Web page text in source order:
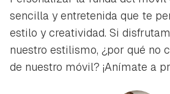
sencilla y entretenida que te
estilo y creatividad. Si
nuestro estilismo, ¿por qué no
de nuestro móvil? ¡Anímate a